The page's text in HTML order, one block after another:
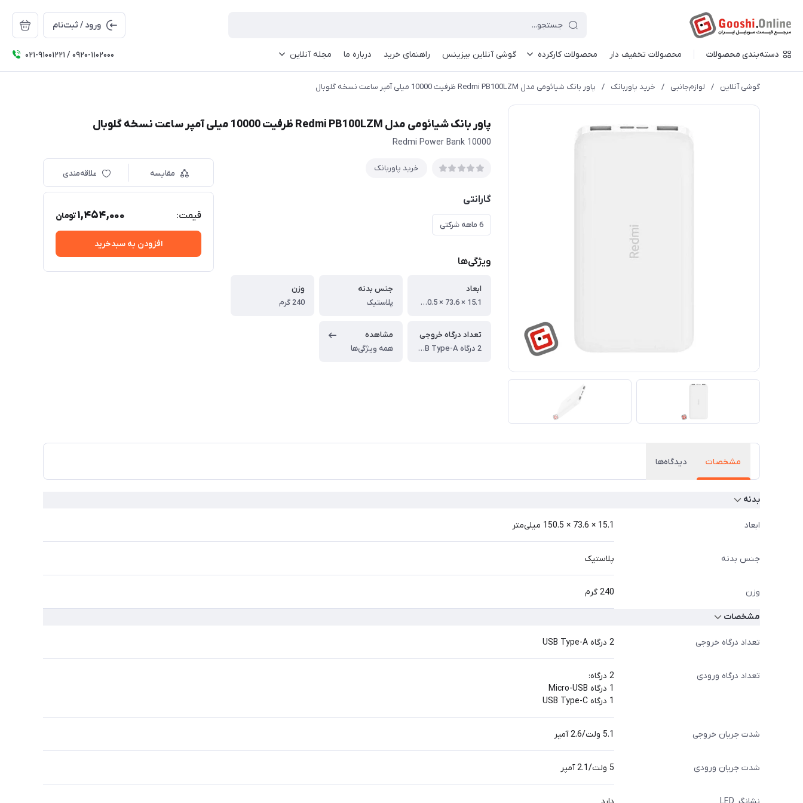
ورود / ثبت‌نام
دسته‌بندی محصولات محصولات تخفیف دار محصولات کارکرده گوشی آنلاین بیزینس راهنمای خرید درباره ما مجله آنلاین ۰۲۱-91001221 / 0920-1102000
گوشی آنلاین / لوازم‌جانبی / خرید پاوربانک / پاور بانک شیائومی مدل Redmi PB100LZM ظرفیت 10000 میلی آمپر ساعت نسخه گلوبال
پاور بانک شیائومی مدل Redmi PB100LZM ظرفیت 10000 میلی آمپر ساعت نسخه گلوبال
Redmi Power Bank 10000
خرید پاوربانک
گارانتی
6 ماهه شرکتی
ویژگی‌ها
ابعاد
15.1 × 73.6 × 150.5 میلی‌متر
جنس بدنه
پلاستیک
وزن
240 گرم
تعداد درگاه خروجی
2 درگاه USB Type-A
مشاهده
همه ویژگی‌ها
مقایسه علاقه‌مندی
قیمت: 1,454,000تومان
افزودن به سبدخرید
مشخصات دیدگاه‌ها
بدنه
ابعاد 15.1 × 73.6 × 150.5 میلی‌متر
جنس بدنه پلاستیک
وزن 240 گرم
مشخصات
تعداد درگاه خروجی 2 درگاه USB Type-A
تعداد درگاه ورودی
2 درگاه:
1 درگاه Micro-USB
1 درگاه USB Type-C
شدت جریان خروجی 5.1 ولت/2.6 آمپر
شدت جریان ورودی 5 ولت/2.1 آمپر